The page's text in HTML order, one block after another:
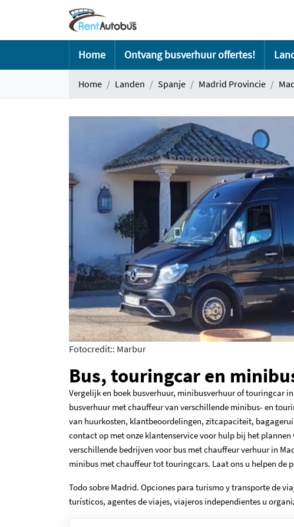
Home Ontvang busverhuur offertes!
Home Landen Spanje Madrid Provincie
Fotocredit:: Marbur
Bus, touringcar en
Vergelijk en boek busverhuur, minibusverhuur of touringcar
busverhuur met chauffeur van verschillende minibus- en
van huurkosten, klantbeoordelingen, zitcapaciteit,
contact op met onze klantenservice voor hulp bij het
verschillende bedrijven voor bus met chauffeur verhuur in
minibus met chauffeur tot touringcars. Laat ons u helpen de
Todo sobre Madrid. Opciones para turismo y transporte de
turísticos, agentes de viajes, viajeros independientes u